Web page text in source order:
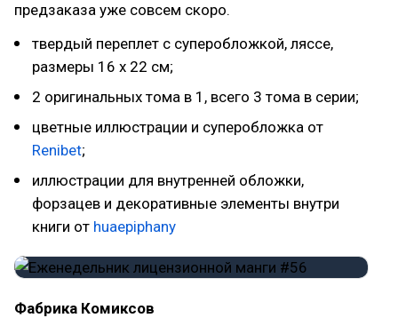
предзаказа уже совсем скоро.
твердый переплет с суперобложкой, ляссе,
размеры 16 x 22 см;
2 оригинальных тома в 1, всего 3 тома в серии;
цветные иллюстрации и суперобложка от
Renibet;
иллюстрации для внутренней обложки,
форзацев и декоративные элементы внутри
книги от huaepiphany
Фабрика Комиксов